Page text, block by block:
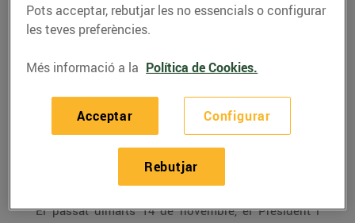
Bon Preu rep el premi
Aster a la millor
trajectòria empresarial
16/de novembre/2017
El passat dimarts 14 de novembre, el President i
Pots acceptar, rebutjar les no essencials o configurar
les teves preferències.
Més informació a la Política de Cookies.
Configurar
Rebutjar
Acceptar